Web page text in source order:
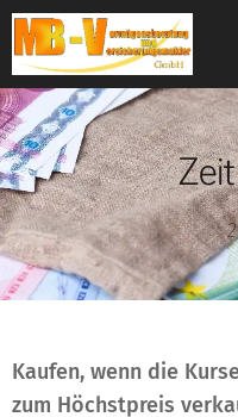
Kaufen, wenn die
zum Höchstpreis